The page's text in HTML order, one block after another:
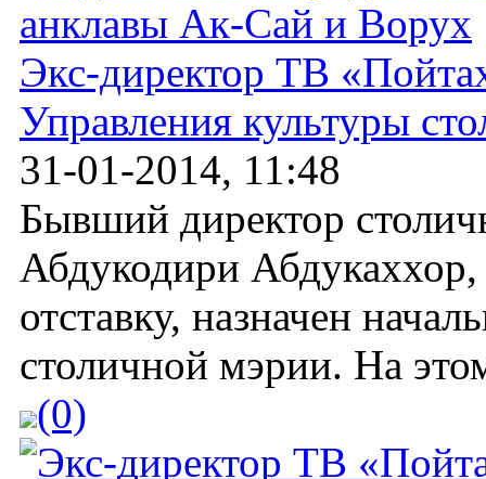
Экс-директор ТВ
Управления культуры
31-01-2014, 11:48
Бывший директор
Абдукодири
отставку, назначен
столичной мэрии. На
(0)